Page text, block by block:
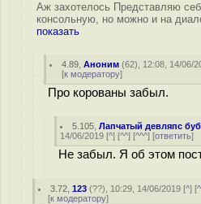
Аж захотелось Представляю
консольную, но можно и на
показать
4.89 ,Аноним (62), 12:08, 14/06/
[к модератору]
Про корованы забыл.
5.105 ,Лапчатый девляпс
14/06/2019 [^] [^^] [^^^] [ответить]
Не забыл. Я об этом
3.72 ,123 (??), 10:29, 14/06/2019 [^] [
[к модератору]